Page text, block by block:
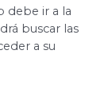
debe ir a la
buscar las
a su